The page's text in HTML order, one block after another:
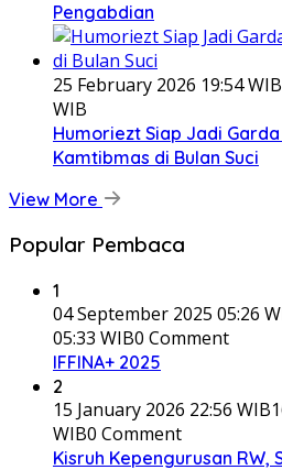
Pengabdian
25 February 2026 19:54 WIB
WIB
Humoriezt Siap Jadi
Kamtibmas di Bulan Suci
View More
Popular Pembaca
1
04 September 2025 05:26
05:33 WIB0 Comment
IFFINA+ 2025
2
15 January 2026 22:56 WIB
WIB0 Comment
Kisruh Kepengurusan RW,